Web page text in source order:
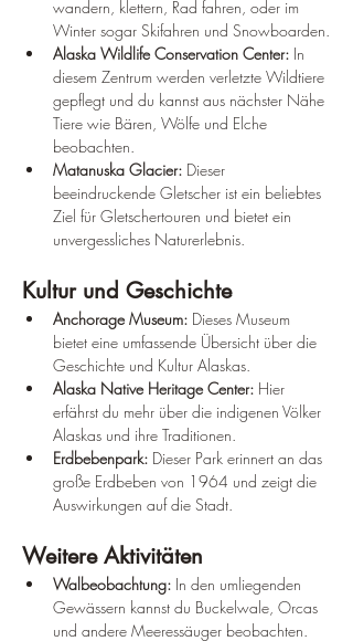
wandern, klettern, Rad fahren, oder im
Winter sogar Skifahren und Snowboarden.
Alaska Wildlife Conservation Center: In
diesem Zentrum werden verletzte Wildtiere
gepflegt und du kannst aus nächster Nähe
Tiere wie Bären, Wölfe und Elche
beobachten.
Matanuska Glacier: Dieser
beeindruckende Gletscher ist ein beliebtes
Ziel für Gletschertouren und bietet ein
unvergessliches Naturerlebnis.
Kultur und Geschichte
Anchorage Museum: Dieses Museum
bietet eine umfassende Übersicht über die
Geschichte und Kultur Alaskas.
Alaska Native Heritage Center: Hier
erfährst du mehr über die indigenen Völker
Alaskas und ihre Traditionen.
Erdbebenpark: Dieser Park erinnert an das
große Erdbeben von 1964 und zeigt die
Auswirkungen auf die Stadt.
Weitere Aktivitäten
Walbeobachtung: In den umliegenden
Gewässern kannst du Buckelwale, Orcas
und andere Meeressäuger beobachten.